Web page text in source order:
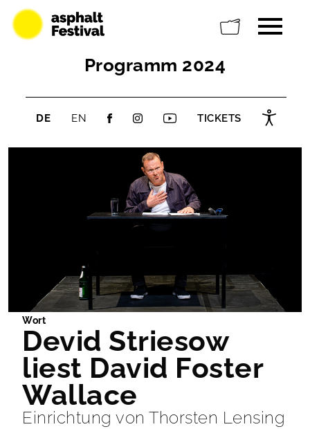
Programm 2024
DE EN TICKETS
Wort
Devid Striesow
liest David Foster
Wallace
Einrichtung von Thorsten Lensing